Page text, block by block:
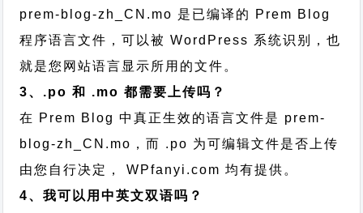
prem-blog-zh_CN.mo 是已编译的 Prem Blog
程序语言文件，可以被 WordPress 系统识别，也
就是您网站语言显示所用的文件。
3、.po 和 .mo 都需要上传吗？
在 Prem Blog 中真正生效的语言文件是 prem-
blog-zh_CN.mo，而 .po 为可编辑文件是否上传
由您自行决定， WPfanyi.com 均有提供。
4、我可以用中英文双语吗？